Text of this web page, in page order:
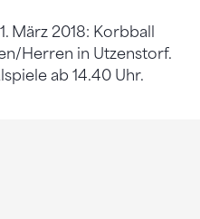
März 2018: Korbball
Herren in Utzenstorf.
ab 14.40 Uhr.